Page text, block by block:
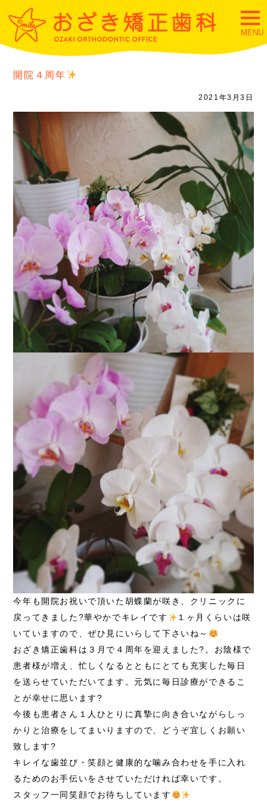
MENU
開院４周年
2021年3月3日
今年も開院お祝いで頂いた胡蝶蘭が咲き、クリニックに
戻ってきました?華やかでキレイです
１ヶ月くらいは咲
いていますので、ぜひ見にいらして下さいね～
おざき矯正歯科は３月で４周年を迎えました?。お陰様で
患者様が増え、忙しくなるとともにとても充実した毎日
を送らせていただいてます。元気に毎日診療ができるこ
とが幸せに思います?
今後も患者さん１人ひとりに真摯に向き合いながらしっ
かりと治療をしてまいりますので、どうぞ宜しくお願い
致します?
キレイな歯並び・笑顔と健康的な噛み合わせを手に入れ
るためのお手伝いをさせていただければ幸いです。
スタッフ一同笑顔でお待ちしています